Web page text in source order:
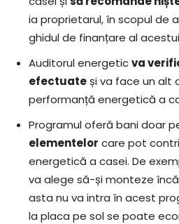
ia proprietarul, în scopul de
ghidul de finanțare al
Auditorul energeticva
efectuateși va face un alt
performanță energetică a
Programul oferă bani doar
elementelor care pot
energetică a casei. De
va alege să-și monteze
asta nu va intra în acest
la placa pe sol se poate